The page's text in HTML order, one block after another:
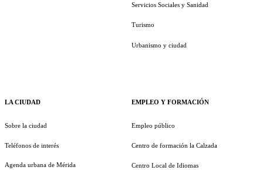
LA CIUDAD
Sobre la ciudad
Teléfonos de interés
Agenda urbana de Mérida
Servicios Sociales y Sanidad
Turismo
Urbanismo y ciudad
EMPLEO Y FORMACIÓN
Empleo público
Centro de formación la Calzada
Centro Local de Idiomas